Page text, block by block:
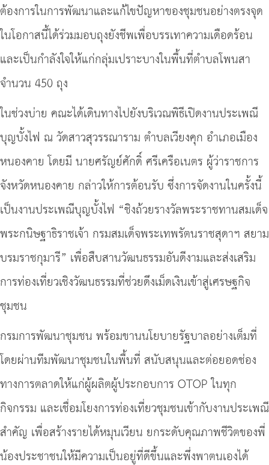
ต้องการในการพัฒนาและแก้ไขปัญหาของชุมชนอย่างตรงจุด
ในโอกาสนี้ได้ร่วมมอบถุงยังชีพเพื่อบรรเทาความเดือดร้อน
และเป็นกำลังใจให้แก่กลุ่มเปราะบางในพื้นที่ตำบลโพนสา
จำนวน 450 ถุง
ในช่วงบ่าย คณะได้เดินทางไปยังบริเวณพิธีเปิดงานประเพณี
บุญบั้งไฟ ณ วัดสาวสุวรรณาราม ตำบลเวียงคุก อำเภอเมือง
หนองคาย โดยมี นายศรัญย์ศักดิ์ ศรีเครือเนตร ผู้ว่าราชการ
จังหวัดหนองคาย กล่าวให้การต้อนรับ ซึ่งการจัดงานในครั้งนี้
เป็นงานประเพณีบุญบั้งไฟ “ชิงถ้วยรางวัลพระราชทานสมเด็จ
พระกนิษฐาธิราชเจ้า กรมสมเด็จพระเทพรัตนราชสุดาฯ สยาม
บรมราชกุมารี” เพื่อสืบสานวัฒนธรรมอันดีงามและส่งเสริม
การท่องเที่ยวเชิงวัฒนธรรมที่ช่วยดึงเม็ดเงินเข้าสู่เศรษฐกิจ
ชุมชน
กรมการพัฒนาชุมชน พร้อมขานนโยบายรัฐบาลอย่างเต็มที่
โดยผ่านทีมพัฒนาชุมชนในพื้นที่ สนับสนุนและต่อยอดช่อง
ทางการตลาดให้แก่ผู้ผลิตผู้ประกอบการ OTOP ในทุก
กิจกรรม และเชื่อมโยงการท่องเที่ยวชุมชนเข้ากับงานประเพณี
สำคัญ เพื่อสร้างรายได้หมุนเวียน ยกระดับคุณภาพชีวิตของพี่
น้องประชาชนให้มีความเป็นอยู่ที่ดีขึ้นและพึ่งพาตนเองได้